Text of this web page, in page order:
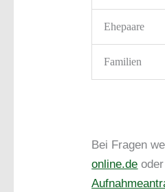
Ehepaare
Familien
Bei Fragen
online.de